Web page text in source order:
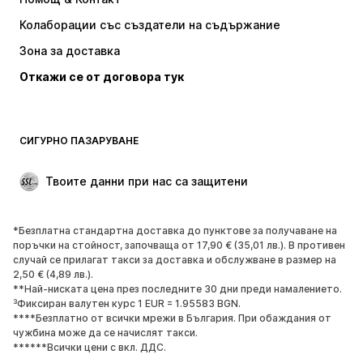
Baker by Ted Baker
Колаборации със създатели на съдържание
Зона за доставка
Откажи се от договора тук
СИГУРНО ПАЗАРУВАНЕ
Твоите данни при нас са защитени
*Безплатна стандартна доставка до пунктове за получаване на
поръчки на стойност, започваща от 17,90 € (35,01 лв.). В противен
случай се прилагат такси за доставка и обслужване в размер на
2,50 € (4,89 лв.).
**Най-ниската цена през последните 30 дни преди намалението.
³Фиксиран валутен курс 1 EUR = 1.95583 BGN.
****Безплатно от всички мрежи в България. При обаждания от
чужбина може да се начислят такси.
******Всички цени с вкл. ДДС.